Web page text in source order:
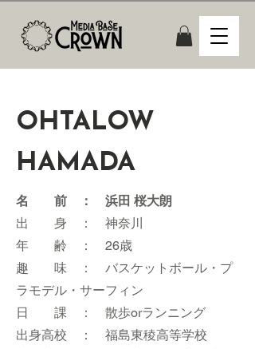
OHTALOW
HAMADA
​名 前 ： 浜田 桜大朗
出 身 ： 神奈川
年 齢 ： 26歳
趣 味 ： バスケットボール・プ
ラモデル・サーフィン
日 課 ： 散歩orランニング
出身高校 ： 福島東稜高等学校